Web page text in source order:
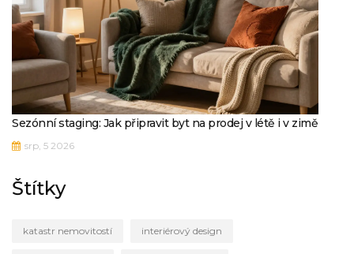
Sezónní staging: Jak připravit byt na prodej v létě i v zimě
srp, 5 2026
Štítky
katastr nemovitostí interiérový design